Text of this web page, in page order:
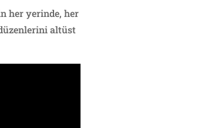
her yerinde, her
altüst